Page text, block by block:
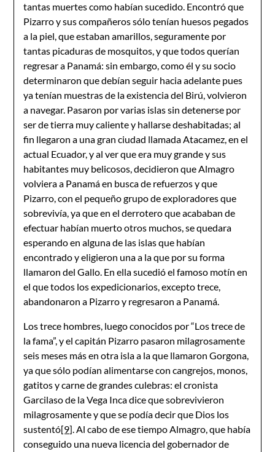
tantas muertes como habían sucedido. Encontró que
Pizarro y sus compañeros sólo tenían huesos pegados
a la piel, que estaban amarillos, seguramente por
tantas picaduras de mosquitos, y que todos querían
regresar a Panamá: sin embargo, como él y su socio
determinaron que debían seguir hacia adelante pues
ya tenían muestras de la existencia del Birú, volvieron
a navegar. Pasaron por varias islas sin detenerse por
ser de tierra muy caliente y hallarse deshabitadas; al
fin llegaron a una gran ciudad llamada Atacamez, en el
actual Ecuador, y al ver que era muy grande y sus
habitantes muy belicosos, decidieron que Almagro
volviera a Panamá en busca de refuerzos y que
Pizarro, con el pequeño grupo de exploradores que
sobrevivía, ya que en el derrotero que acababan de
efectuar habían muerto otros muchos, se quedara
esperando en alguna de las islas que habían
encontrado y eligieron una a la que por su forma
llamaron del Gallo. En ella sucedió el famoso motín en
el que todos los expedicionarios, excepto trece,
abandonaron a Pizarro y regresaron a Panamá.
Los trece hombres, luego conocidos por “Los trece de
la fama”, y el capitán Pizarro pasaron milagrosamente
seis meses más en otra isla a la que llamaron Gorgona,
ya que sólo podían alimentarse con cangrejos, monos,
gatitos y carne de grandes culebras: el cronista
Garcilaso de la Vega Inca dice que sobrevivieron
milagrosamente y que se podía decir que Dios los
sustentó[9]. Al cabo de ese tiempo Almagro, que había
conseguido una nueva licencia del gobernador de